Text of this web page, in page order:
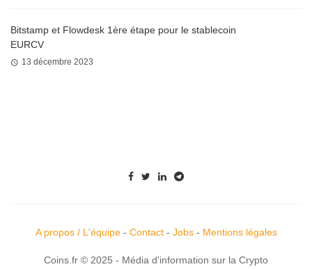
Bitstamp et Flowdesk 1ère étape pour le stablecoin
EURCV
13 décembre 2023
A propos / L'équipe- Contact- Jobs- Mentions légales
Coins.fr © 2025 - Média d'information sur la Crypto